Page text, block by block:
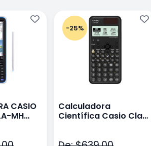
CASIO
MH
-25%
Calculadora
Científica Casio Class